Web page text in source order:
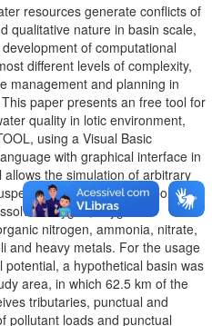
resources generate conflicts of
qualitative nature in basin scale,
of computational
different levels of complexity,
management and planning in
paper presents an free tool for
quality in lotic environment,
using a Visual Basic
with graphical interface in
allows the simulation of arbitrary
solids, toxic compounds
oxygen, oxygen
nitrogen, ammonia, nitrate,
and heavy metals. For the usage
potential, a hypothetical basin was
area, in which 62.5 km of the
tributaries, punctual and
pollutant loads and punctual